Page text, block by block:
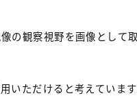
の観察視野を画像として
いただけると考えています